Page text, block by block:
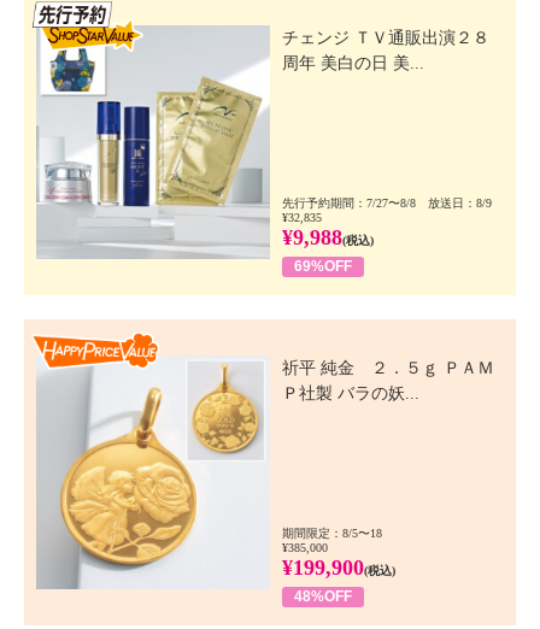
チェンジ ＴＶ通販出演２８
周年 美白の日 美...
先行予約期間：7/27〜8/8 放送日：8/9
¥32,835
¥9,988(税込)
69%OFF
祈平 純金 ２．５ｇ ＰＡＭ
Ｐ社製 バラの妖...
期間限定：8/5〜18
¥385,000
¥199,900(税込)
48%OFF